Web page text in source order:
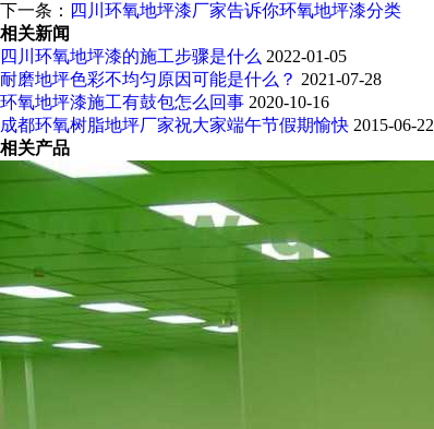
下一条： 四川环氧地坪漆厂家告诉你环氧地坪漆分类
相关新闻
四川环氧地坪漆的施工步骤是什么 2022-01-05
耐磨地坪色彩不均匀原因可能是什么？ 2021-07-28
环氧地坪漆施工有鼓包怎么回事 2020-10-16
成都环氧树脂地坪厂家祝大家端午节假期愉快 2015-06-22
相关产品